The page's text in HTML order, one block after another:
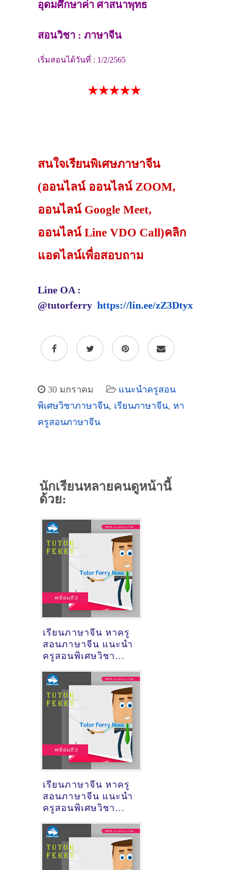
อุดมศึกษาค่า ศาสนาพุทธ
สอนวิชา : ภาษาจีน
เริ่มสอนได้วันที่ : 1/2/2565
★★★★★
สนใจเรียนพิเศษภาษาจีน
(ออนไลน์ ออนไลน์ ZOOM,
ออนไลน์ Google Meet,
ออนไลน์ Line VDO Call)คลิก
แอดไลน์เพื่อสอบถาม
Line OA :
@tutorferry https://lin.ee/zZ3Dtyx
30 มกราคม
แนะนำครูสอน
พิเศษวิชาภาษาจีน, เรียนภาษาจีน, หา
ครูสอนภาษาจีน
นักเรียนหลายคนดูหน้านี้
ด้วย:
เรียนภาษาจีน หาครู
สอนภาษาจีน แนะนำ
ครูสอนพิเศษวิชา
เรียนภาษาจีน หาครู
สอนภาษาจีน แนะนำ
ครูสอนพิเศษวิชา